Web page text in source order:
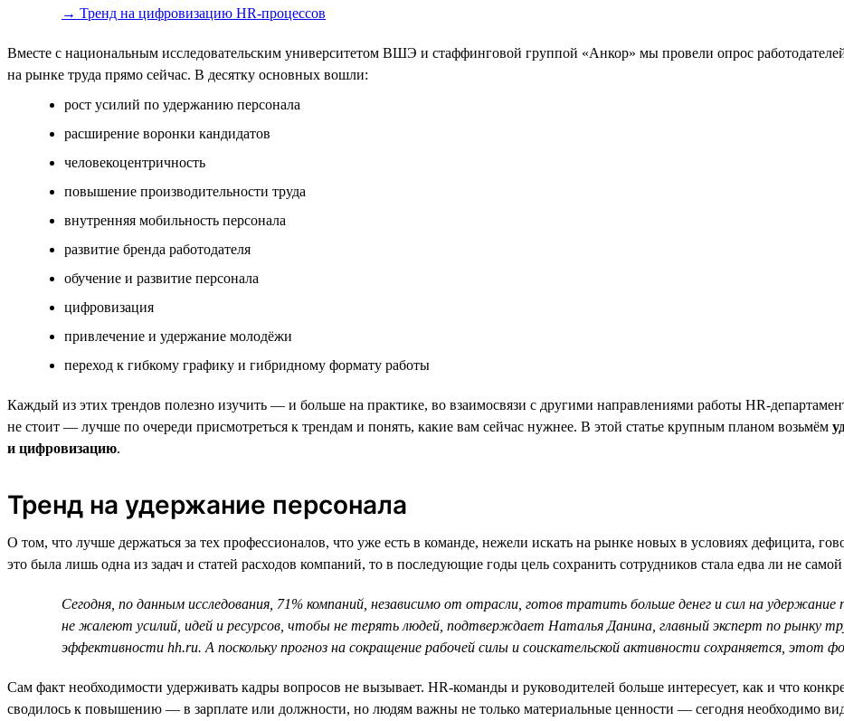
→ Тренд на цифровизацию HR-процессов
Вместе с национальным исследовательским университетом ВШЭ и стаффинговой группой «Анкор» мы провели опрос
на рынке труда прямо сейчас. В десятку основных вошли:
рост усилий по удержанию персонала
расширение воронки кандидатов
человекоцентричность
повышение производительности труда
внутренняя мобильность персонала
развитие бренда работодателя
обучение и развитие персонала
цифровизация
привлечение и удержание молодёжи
переход к гибкому графику и гибридному формату работы
Каждый из этих трендов полезно изучить — и больше на практике, во взаимосвязи с другими направлениями работы HR-
не стоит — лучше по очереди присмотреться к трендам и понять, какие вам сейчас нужнее. В этой статье крупным планом возьмём
и цифровизацию.
Тренд на удержание персонала
О том, что лучше держаться за тех профессионалов, что уже есть в команде, нежели искать на рынке новых в условиях дефицита,
это была лишь одна из задач и статей расходов компаний, то в последующие годы цель сохранить сотрудников стала едва ли не
Сегодня, по данным исследования, 71% компаний, независимо от отрасли, готов тратить больше денег и сил на
не жалеют усилий, идей и ресурсов, чтобы не терять людей, подтверждает Наталья Данина, главный эксперт по рынку
эффективности hh.ru. А поскольку прогноз на сокращение рабочей силы и соискательской активности сохраняется, этот
Сам факт необходимости удерживать кадры вопросов не вызывает. HR-команды и руководителей больше интересует, как и что
сводилось к повышению — в зарплате или должности, но людям важны не только материальные ценности — сегодня необходимо